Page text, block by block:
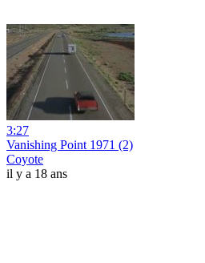
3:27
Vanishing Point 1971 (2)
Coyote
il y a 18 ans